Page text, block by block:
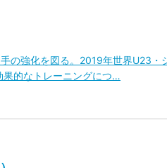
の強化を図る。2019年世界U23・
果的なトレーニングにつ…